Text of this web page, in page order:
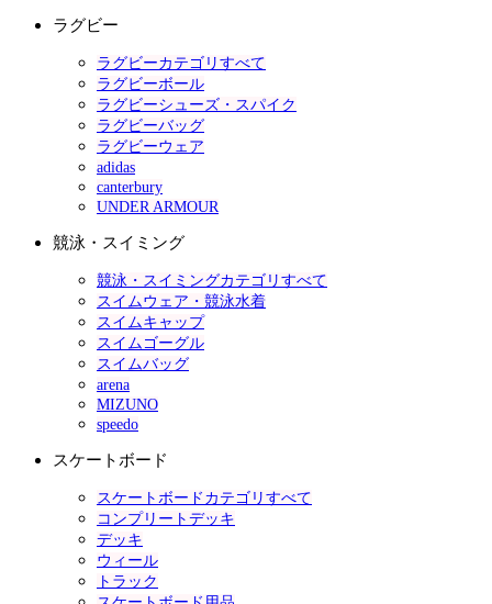
ラグビー
ラグビーカテゴリすべて
ラグビーボール
ラグビーシューズ・スパイク
ラグビーバッグ
ラグビーウェア
adidas
canterbury
UNDER ARMOUR
競泳・スイミング
競泳・スイミングカテゴリすべて
スイムウェア・競泳水着
スイムキャップ
スイムゴーグル
スイムバッグ
arena
MIZUNO
speedo
スケートボード
スケートボードカテゴリすべて
コンプリートデッキ
デッキ
ウィール
トラック